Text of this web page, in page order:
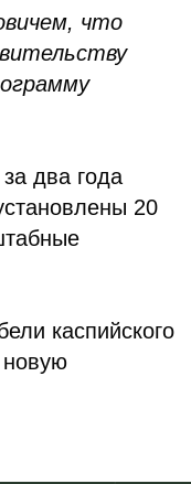
что
за два года
20
каспийского